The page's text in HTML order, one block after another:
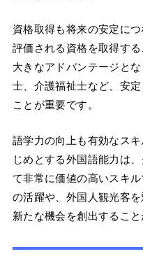
資格取得も将来の安定に
評価される資格を取得す
大きなアドバンテージと
士、介護福祉士など、安
ことが重要です。
語学力の向上も有効なス
じめとする外国語能力は
て非常に価値の高いスキ
の活躍や、外国人観光客
新たな機会を創出すること